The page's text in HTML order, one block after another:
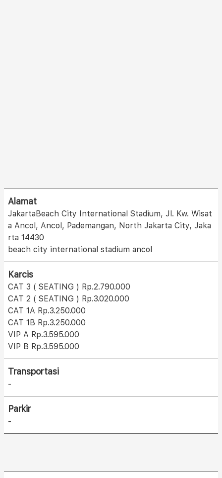
Alamat
JakartaBeach City International Stadium, Jl. Kw. Wisat
a Ancol, Ancol, Pademangan, North Jakarta City, Jaka
rta 14430
beach city international stadium ancol
Karcis
CAT 3 ( SEATING ) Rp.2.790.000
CAT 2 ( SEATING ) Rp.3.020.000
CAT 1A Rp.3.250.000
CAT 1B Rp.3.250.000
VIP A Rp.3.595.000
VIP B Rp.3.595.000
Transportasi
-
Parkir
-